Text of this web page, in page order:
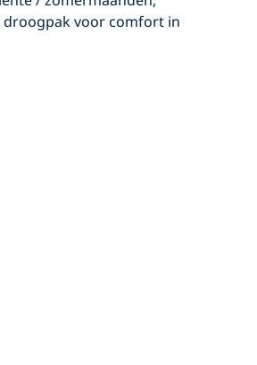
droogpak voor comfort in